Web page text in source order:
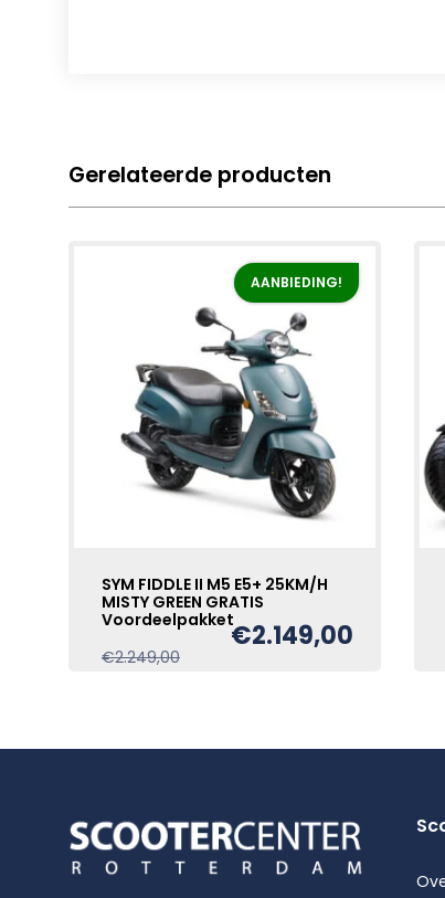
Gerelateerde producten
AANBIEDING!
SYM FIDDLE II M5 E5+ 25KM/H
MISTY GREEN GRATIS
Voordeelpakket
€2.249,00
€2.149,00